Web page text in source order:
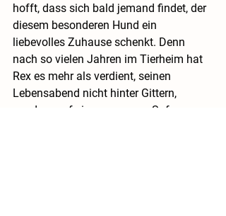
hofft, dass sich bald jemand findet, der
diesem besonderen Hund ein
liebevolles Zuhause schenkt. Denn
nach so vielen Jahren im Tierheim hat
Rex es mehr als verdient, seinen
Lebensabend nicht hinter Gittern,
sondern auf einem warmen Sofa zu